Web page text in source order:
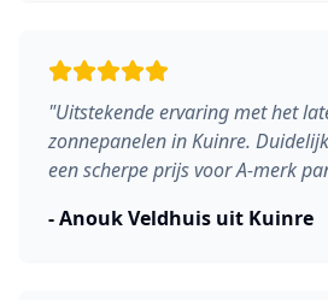
"Uitstekende ervaring met het
zonnepanelen in Kuinre.
een scherpe prijs voor A-merk
-Anouk Veldhuis uit Kuinre